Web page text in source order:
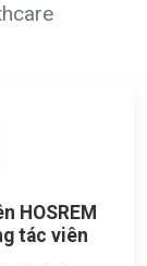
HOSREM
tác viên